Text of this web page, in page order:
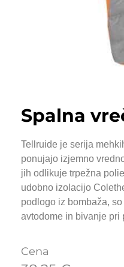
Spalna
Tellruide je serija
ponujajo izjemno
jih odlikuje trpežna
udobno izolacijo
podlogo iz bombaža,
avtodome in bivanje pri
Cena